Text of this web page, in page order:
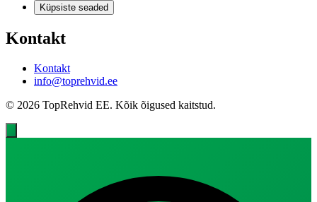
Küpsiste seaded
Kontakt
Kontakt
info@toprehvid.ee
© 2026 TopRehvid EE. Kõik õigused kaitstud.